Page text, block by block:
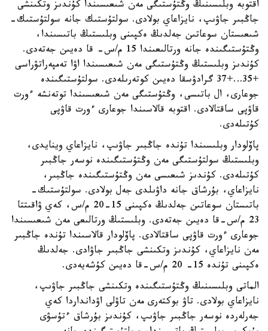
اقتوبە وبلىسىنىڭ وڭتۇستىگى مەن شىعىسىندا كۇندىز وتكىنشى
جاڭبىر جاۋىپ، نايزاعاي بولادى. سولتۇستىك جانە سولتۇستىك-
شىعىستان سوعاتىن جەلدىڭ ەكپىنى وبلىستىڭ باتىسىندا،
وڭتۇستىگىندە جانە ورتالىعىندا 15 م/س- قا دەيىن جەتەدى.
كۇندىز وبلىستىڭ وڭتۇستىگى مەن شىعىسىندا اۋا تەمپەراتۋراسى
+35…+37 گرادۋسقا دەيىن كوتەرىلەدى. سولتۇستىگىندە
جوعارى، ال باتىسى، وڭتۇستىگى مەن شىعىسىندا توتەنشە ءورت
قاۋپى ساقتالادى. اقتوبە قالاسىندا جوعارى ءورت قاۋپى
كۇتىلەدى.
پاۆلودار وبلىسىندا تۇندە جاڭبىر جاۋىپ، نايزاعاي وينايدى،
وبلىستىڭ سولتۇستىگى مەن وڭتۇستىگىندە نوسەر جاڭبىر
كۇتىلەدى. كۇندىز شىعىسى مەن وڭتۇستىگىندە جاڭبىر،
نايزاعاي، بۇرشاق جانە داۋىلدى جەل بولادى. سولتۇستىك-
باتىستان سوعاتىن جەلدىڭ ەكپىنى 15-20 م/س، كەي ۋاقىتتا
23 م/س-قا دەيىن جەتەدى. وبلىستىڭ ورتالىعى مەن شىعىسىندا
جوعارى ءورت قاۋپى ساقتالادى. پاۆلودار قالاسىندا تۇندە جاڭبىر
مەن نايزاعاي، كۇندىز وتكىنشى جاڭبىر جاۋادى. جەلدىڭ
ەكپىنى تۇندە 15- 20 م/س-قا دەيىن كۇشەيەدى.
الماتى وبلىسىنىڭ وڭتۇستىگىندە وتكىنشى جاڭبىر جاۋىپ،
نايزاعاي بولادى. تاۋ بوكتەرى مەن تاۋلى اۋدانداردا كەي
جەرلەردە نوسەر جاڭبىر جاۋىپ، كۇندىز بۇرشاق ءتۇسۋى